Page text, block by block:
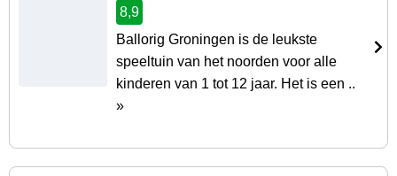
8,9
Ballorig Groningen is de leukste
speeltuin van het noorden voor alle
kinderen van 1 tot 12 jaar. Het is een ..
»